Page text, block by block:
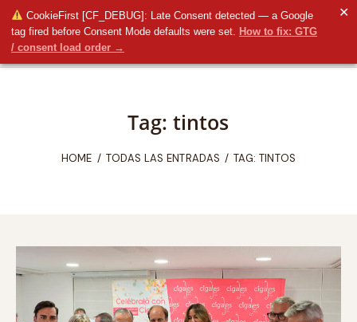
CookieFirst [CF_DEBUG]: Late Consent detected — a Google
tag fired before Consent Mode defaults were set. How to fix: GTG
/ consent load order →
✕
Tag: tintos
HOME TODAS LAS ENTRADAS TAG: TINTOS